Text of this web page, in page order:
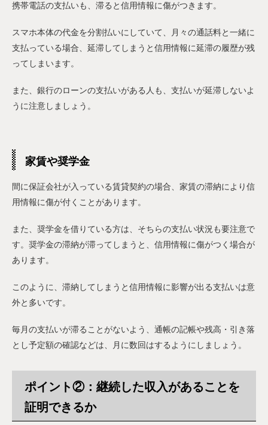
携帯電話の支払いも、滞ると信用情報に傷がつきます。
スマホ本体の代金を分割払いにしていて、月々の通話料と一緒に
支払っている場合、延滞してしまうと信用情報に延滞の履歴が残
ってしまいます。
また、銀行のローンの支払いがある人も、支払いが延滞しないよ
うに注意しましょう。
家賃や奨学金
間に保証会社が入っている賃貸契約の場合、家賃の滞納により信
用情報に傷が付くことがあります。
また、奨学金を借りている方は、そちらの支払い状況も要注意で
す。奨学金の滞納が滞ってしまうと、信用情報に傷がつく場合が
あります。
このように、滞納してしまうと信用情報に影響が出る支払いは意
外と多いです。
毎月の支払いが滞ることがないよう、通帳の記帳や残高・引き落
とし予定額の確認などは、月に数回はするようにしましょう。
ポイント②：継続した収入があることを
証明できるか